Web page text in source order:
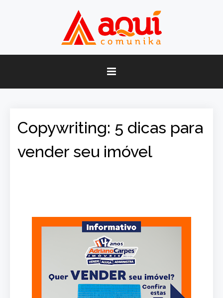
Copywriting: 5 dicas para
vender seu imóvel